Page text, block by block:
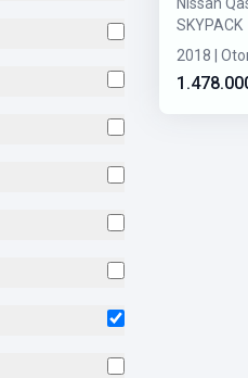
SKYPACK
2018 |